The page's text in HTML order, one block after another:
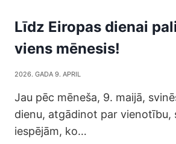
Līdz Eiropas dienai
viens mēnesis!
2026. GADA 9. APRIL
Jau pēc mēneša, 9. maijā,
dienu, atgādinot par vienotību,
iespējām, ko…